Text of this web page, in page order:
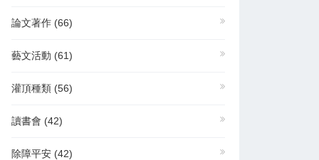
論文著作 (66)
藝文活動 (61)
灌頂種類 (56)
讀書會 (42)
除障平安 (42)